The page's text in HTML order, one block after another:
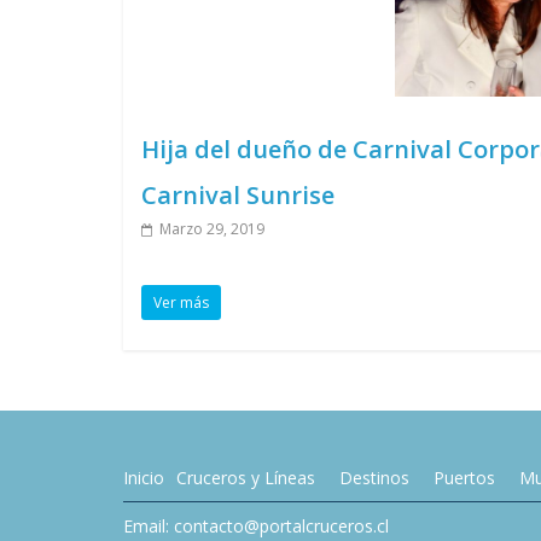
Hija del dueño de Carnival
Carnival Sunrise
Marzo 29, 2019
Ver más
Inicio Cruceros y Líneas Destinos Puertos
Email: contacto@portalcruceros.cl